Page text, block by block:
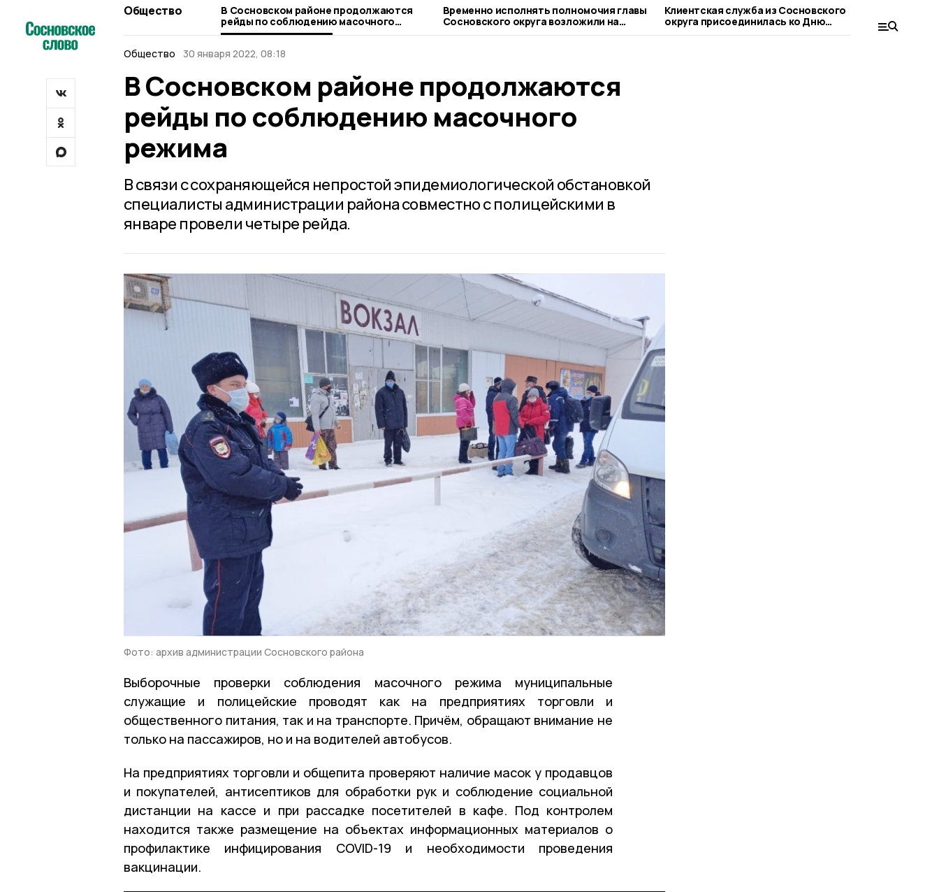
Общество
В Сосновском районе продолжаются
рейды по соблюдению масочного
режима
Временно исполнять полномочия главы
Сосновского округа возложили на
Сергея Попова
Клиентская служба из Сосновского
округа присоединилась ко Дню
благотворительного труда
при
людьми
Общество
30 января 2022, 08:18
В Сосновском районе продолжаются
рейды по соблюдению масочного
режима
В связи с сохраняющейся непростой эпидемиологической обстановкой
специалисты администрации района совместно с полицейскими в
январе провели четыре рейда.
Фото: архив администрации Сосновского района
Выборочные проверки соблюдения масочного режима муниципальные
служащие и полицейские проводят как на предприятиях торговли и
общественного питания, так и на транспорте. Причём, обращают внимание не
только на пассажиров, но и на водителей автобусов.
На предприятиях торговли и общепита проверяют наличие масок у продавцов
и покупателей, антисептиков для обработки рук и соблюдение социальной
дистанции на кассе и при рассадке посетителей в кафе. Под контролем
находится также размещение на объектах информационных материалов о
профилактике инфицирования COVID-19 и необходимости проведения
вакцинации.